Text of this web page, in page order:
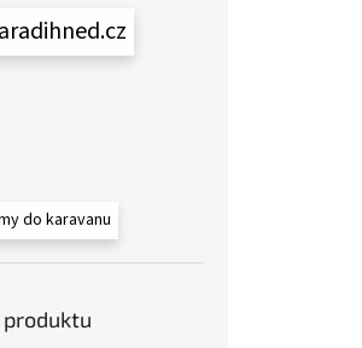
do karavanu
produktu